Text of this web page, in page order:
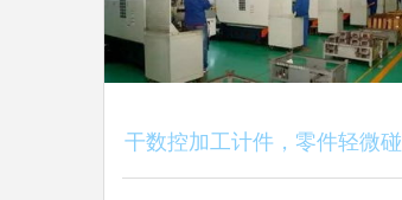
干数控加工计件，零件轻微碰